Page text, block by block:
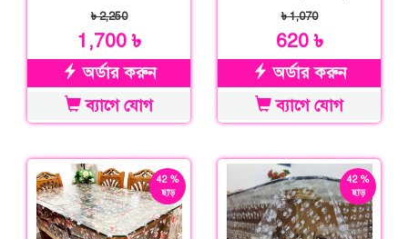
৳ 2,250
1,700 ৳
অর্ডার করুন
ব্যাগে যোগ
৳ 1,070
620 ৳
অর্ডার করুন
ব্যাগে যোগ
42 %
ছাড়
42 %
ছাড়